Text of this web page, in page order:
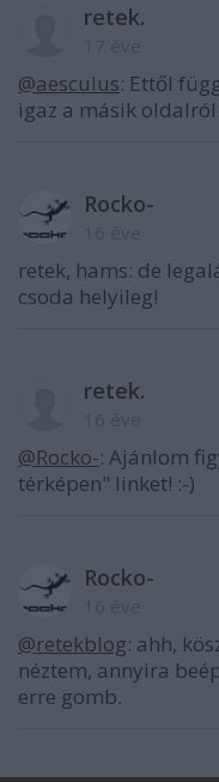
retek.
@aesculus: Ettől
igaz a másik oldalról.
Rocko-
retek, hams: de
csoda helyileg!
retek.
@Rocko-: Ajánlom
térképen" linket! :-)
Rocko-
@retekblog: ahh,
néztem, annyira
erre gomb.